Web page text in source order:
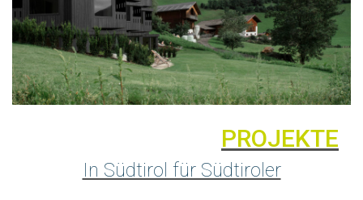
PROJEKTE
In Südtirol für Südtiroler